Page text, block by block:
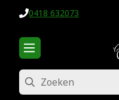
0418 632073
Zoeken